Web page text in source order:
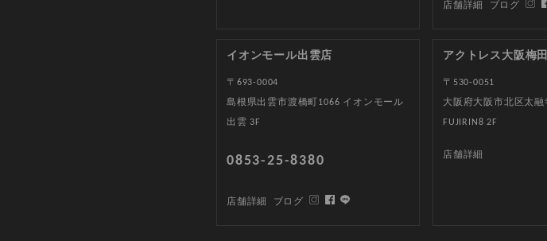
店舗詳細 ブログ
イオンモール出雲店
〒693-0004
島根県出雲市渡橋町1066 イオンモール
出雲 3F
0853-25-8380
店舗詳細 ブログ
アクトレス大阪梅
〒530-0051
大阪府大阪市北区太融
FUJIRIN8 2F
店舗詳細